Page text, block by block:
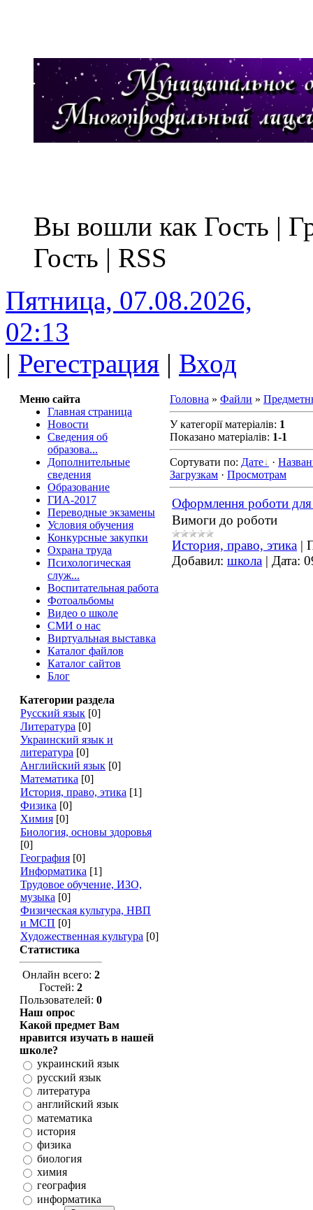
Вы вошли как Гость |
Гость | RSS
Пятница, 07.08.2026,
02:13
| Регестрация | Вход
Меню сайта
Главная страница
Новости
Сведения об
образова...
Дополнительные
сведения
Образование
ГИА-2017
Переводные экзамены
Условия обучения
Конкурсные закупки
Охрана труда
Психологическая
служ...
Воспитательная работа
Фотоальбомы
Видео о школе
СМИ о нас
Виртуальная выставка
Каталог файлов
Каталог сайтов
Блог
Категории раздела
Русский язык [0]
Литература [0]
Украинский язык и
литература [0]
Английский язык [0]
Математика [0]
История, право, этика [1]
Физика [0]
Химия [0]
Биология, основы здоровья
[0]
География [0]
Информатика [1]
Трудовое обучение, ИЗО,
музыка [0]
Физическая культура, НВП
и МСП [0]
Художественная культура [0]
Статистика
Онлайн всего: 2
Гостей: 2
Пользователей: 0
Наш опрос
Какой предмет Вам
нравится изучать в нашей
школе?
украинский язык
русский язык
литература
английский язык
математика
история
физика
биология
химия
география
информатика
Головна » Файли »
У категорії матеріалів: 1
Показано матеріалів: 1-1
Сортувати по: Дате ·
Загрузкам · Просмотрам
Оформлення роботи
Вимоги до роботи
История, право, этика |
Добавил: школа | Дата: